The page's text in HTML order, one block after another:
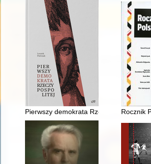
Pierwszy demokrata Rzeczypospolitej
Rocznik